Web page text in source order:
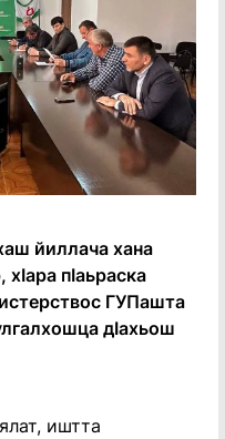
йиллача хана
пӀаьраска
ГУПашта
дӀахьош
иштта